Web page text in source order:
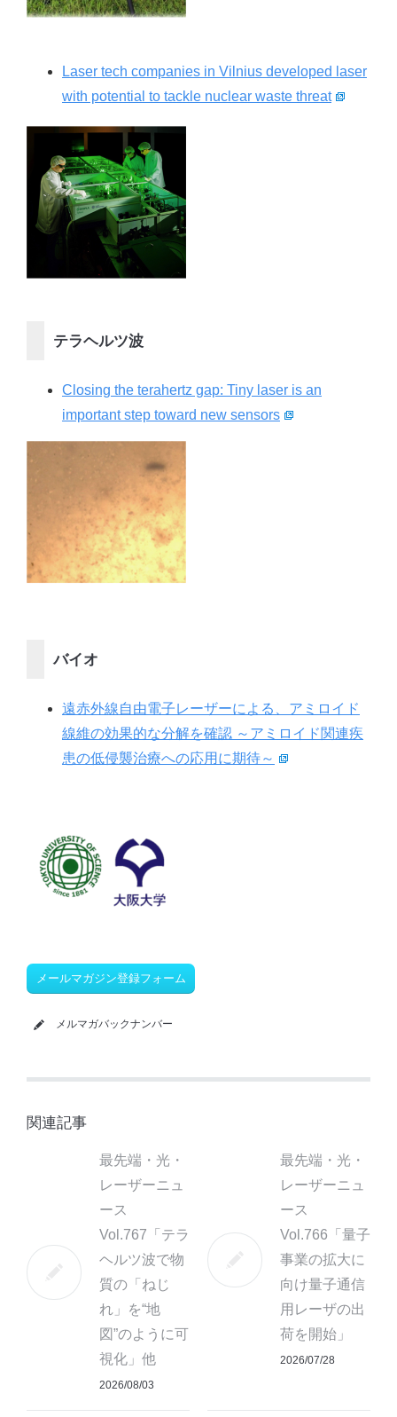
Laser tech companies in Vilnius developed laser
with potential to tackle nuclear waste threat
テラヘルツ波
Closing the terahertz gap: Tiny laser is an
important step toward new sensors
バイオ
遠赤外線自由電子レーザーによる、アミロイド
線維の効果的な分解を確認 ～アミロイド関連疾
患の低侵襲治療への応用に期待～
メールマガジン登録フォーム
メルマガバックナンバー
関連記事
最先端・光・
レーザーニュ
ース
Vol.767「テラ
ヘルツ波で物
質の「ねじ
れ」を“地
図”のように可
視化」他
2026/08/03
最先端・光・
レーザーニュ
ース
Vol.766「量子
事業の拡大に
向け量子通信
用レーザの出
荷を開始」
2026/07/28